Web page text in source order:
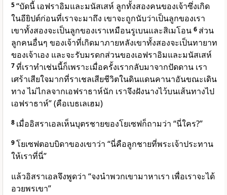
5“บัดนี้ เอฟราอิมและมนัสเสห์ ลูกทั้งสองคนของเจ้าซึ่งเกิด
ในอียิปต์ก่อนที่เราจะมาถึง เขาจะถูกนับว่าเป็นลูกของเรา
เขาทั้งสองจะเป็นลูกของเราเหมือนรูเบนและสิเมโอน 6 ส่วน
ลูกคนอื่นๆ ของเจ้าที่เกิดมาภายหลังเขาทั้งสองจะเป็นทายาท
ของเจ้าเอง และจะรับมรดกส่วนของเอฟราอิมและมนัสเสห์
7ที่เราทำเช่นนี้ก็เพราะเมื่อครั้งเรากลับมาจากปัดดาน เรา
เศร้าเสียใจมากที่ราเชลเสียชีวิตในดินแดนคานาอันขณะเดิน
ทาง ไม่ไกลจากเอฟราธาห์นัก เราจึงฝังนางไว้บนเส้นทางไป
เอฟราธาห์” (คือเบธเลเฮม)
8 เมื่ออิสราเอลเห็นบุตรชายของโยเซฟก็ถามว่า “นี่ใคร?”
9โยเซฟตอบบิดาของเขาว่า “นี่คือลูกชายที่พระเจ้าประทาน
ให้เราที่นี่”
แล้วอิสราเอลจึงพูดว่า “จงนำพวกเขามาหาเรา เพื่อเราจะได้
อวยพรเขา”